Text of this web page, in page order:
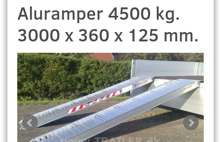
Aluramper 4500 kg.
3000 x 360 x 125 mm.